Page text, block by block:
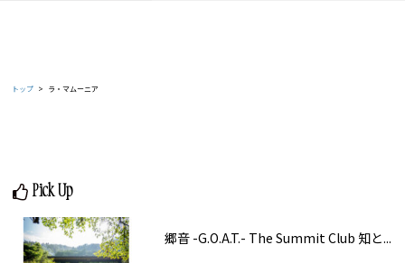
トップ ラ・マムーニア
Pick Up
郷音 -G.O.A.T.- The Summit Club 知と...